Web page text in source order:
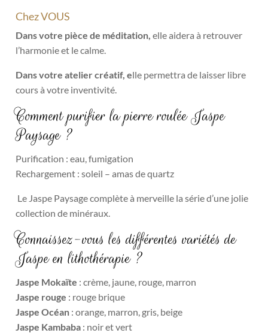
Chez VOUS
Dans votre pièce de méditation,elle aidera à retrouver
l’harmonie et le calme.
Dans votre atelier créatif, elle permettra de laisser libre
cours à votre inventivité.
Comment purifier la pierre roulée Jaspe
Paysage ?
Purification : eau, fumigation
Rechargement : soleil – amas de quartz
Le Jaspe Paysage complète à merveille la série d’une jolie
collection de minéraux.
Connaissez-vous les différentes variétés de
Jaspe en lithothérapie ?
Jaspe Mokaïte : crème, jaune, rouge, marron
Jaspe rouge : rouge brique
Jaspe Océan : orange, marron, gris, beige
Jaspe Kambaba : noir et vert